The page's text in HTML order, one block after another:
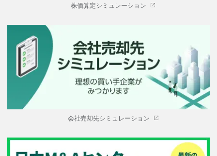
株価算定シミュレーション
会社売却先シミュレーション